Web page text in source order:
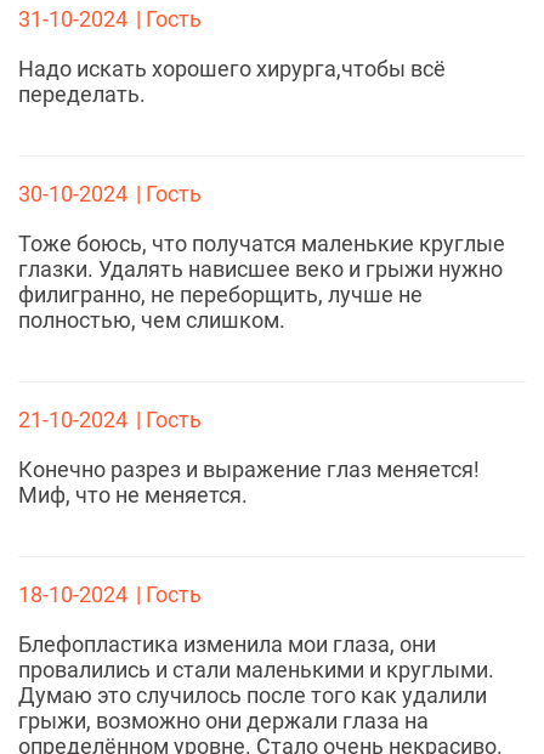
31-10-2024 | Гость
Надо искать хорошего хирурга,чтобы всё
переделать.
30-10-2024 | Гость
Тоже боюсь, что получатся маленькие круглые
глазки. Удалять нависшее веко и грыжи нужно
филигранно, не переборщить, лучше не
полностью, чем слишком.
21-10-2024 | Гость
Конечно разрез и выражение глаз меняется!
Миф, что не меняется.
18-10-2024 | Гость
Блефопластика изменила мои глаза, они
провалились и стали маленькими и круглыми.
Думаю это случилось после того как удалили
грыжи, возможно они держали глаза на
определённом уровне. Стало очень некрасиво.